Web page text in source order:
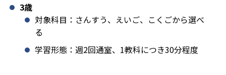
3歳
対象科目：さんすう、えいご、こくごから選べ
る
学習形態：週2回通室、1教科につき30分程度